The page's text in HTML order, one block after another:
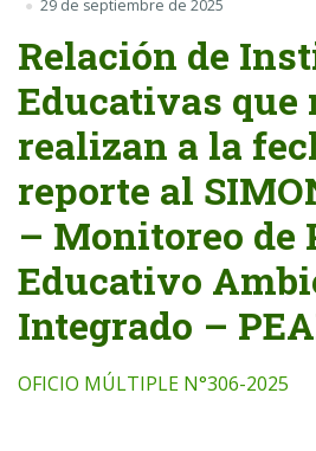
29 de septiembre de 2025
Relación de
Educativas que
realizan a la
reporte al
– Monitoreo de
Educativo
Integrado –
OFICIO MÚLTIPLE N°306-2025